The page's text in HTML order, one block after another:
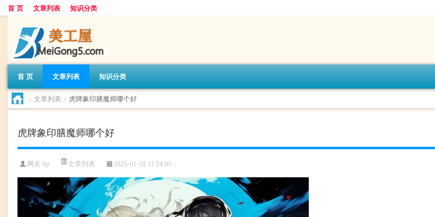
首 页 文章列表 知识分类
首 页 文章列表 知识分类
> 文章列表 > 虎牌象印膳魔师哪个好
虎牌象印膳魔师哪个好
网友:hp 文章列表 2025-01-10 11:24:05